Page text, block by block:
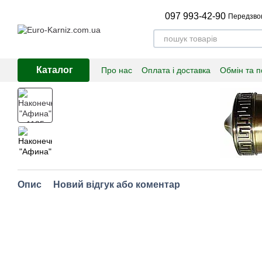
097 993-42-90
Каталог Про нас Оплата і доставка Обмін та
Опис Новий відгук або коментар